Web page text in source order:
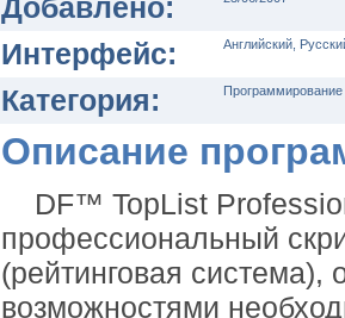
Добавлено:
Интерфейс: Английский,
Категория: Программирование
Описание
DF™ TopList
профессиональный
(рейтинговая
возможностями